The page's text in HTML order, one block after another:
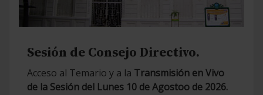
Sesión de Consejo Directivo.
Acceso al Temario y a la Transmisión en Vivo
de la Sesión del Lunes 10 de Agostoo de 2026.